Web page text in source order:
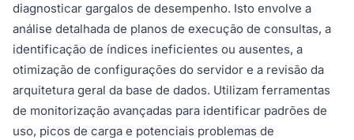
diagnosticar gargalos de desempenho. Isto envolve a
análise detalhada de planos de execução de consultas, a
identificação de índices ineficientes ou ausentes, a
otimização de configurações do servidor e a revisão da
arquitetura geral da base de dados. Utilizam ferramentas
de monitorização avançadas para identificar padrões de
uso, picos de carga e potenciais problemas de